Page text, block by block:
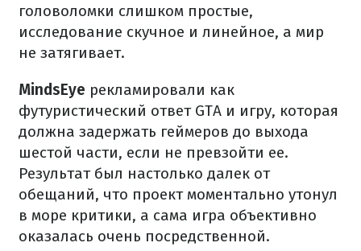
головоломки слишком простые,
исследование скучное и линейное, а мир
не затягивает.
MindsEye рекламировали как
футуристический ответ GTA и игру, которая
должна задержать геймеров до выхода
шестой части, если не превзойти ее.
Результат был настолько далек от
обещаний, что проект моментально утонул
в море критики, а сама игра объективно
оказалась очень посредственной.